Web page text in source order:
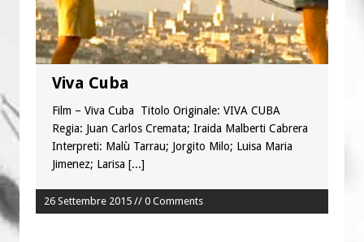
Viva Cuba
Film – Viva Cuba Titolo Originale: VIVA CUBA
Regia: Juan Carlos Cremata; Iraida Malberti Cabrera
Interpreti: Malù Tarrau; Jorgito Milo; Luisa Maria
Jimenez; Larisa [...]
26 Settembre 2015 // 0 Comments